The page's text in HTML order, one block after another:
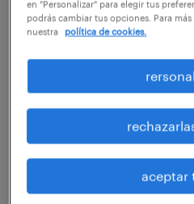
El mundo está
post digital, donde el
constante transforma
forma de vivir, de
La escasez de talento,
transparencia y
realidad transversal
en "Personalizar" para elegir tus
podrás cambiar tus opciones. Para
nuestra
política de cookies.
aceptar